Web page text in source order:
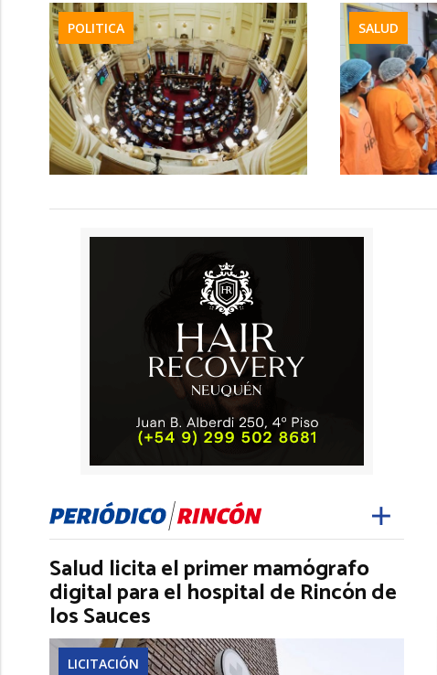
POLITICA SALUD
Salud licita el primer mamógrafo
digital para el hospital de Rincón de
los Sauces
LICITACIÓN